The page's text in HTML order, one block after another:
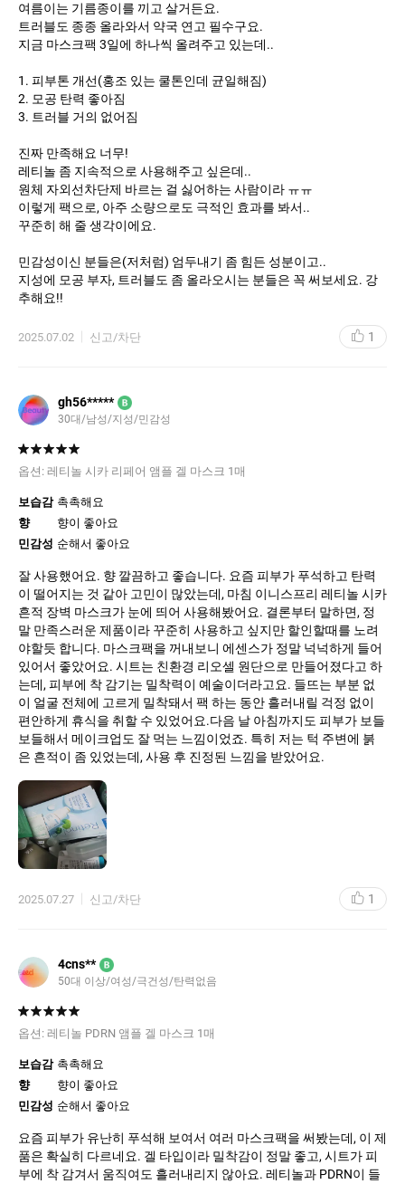
여름이는 기름종이를 끼고 살거든요.
트러블도 종종 올라와서 약국 연고 필수구요.
지금 마스크팩 3일에 하나씩 올려주고 있는데..
1. 피부톤 개선(홍조 있는 쿨톤인데 균일해짐)
2. 모공 탄력 좋아짐
3. 트러블 거의 없어짐
진짜 만족해요 너무!
레티놀 좀 지속적으로 사용해주고 싶은데..
원체 자외선차단제 바르는 걸 싫어하는 사람이라 ㅠㅠ
이렇게 팩으로, 아주 소량으로도 극적인 효과를 봐서..
꾸준히 해 줄 생각이에요.
민감성이신 분들은(저처럼) 엄두내기 좀 힘든 성분이고..
지성에 모공 부자, 트러블도 좀 올라오시는 분들은 꼭 써보세요. 강
추해요!!
2025.07.02 신고/차단 1
gh56***** B
30대 남성 지성 민감성
옵션: 레티놀 시카 리페어 앰플 겔 마스크 1매
보습감 촉촉해요
향
향이 좋아요
민감성 순해서 좋아요
잘 사용했어요. 향 깔끔하고 좋습니다. 요즘 피부가 푸석하고 탄력
이 떨어지는 것 같아 고민이 많았는데, 마침 이니스프리 레티놀 시카
흔적 장벽 마스크가 눈에 띄어 사용해봤어요. 결론부터 말하면, 정
말 만족스러운 제품이라 꾸준히 사용하고 싶지만 할인할때를 노려
야할듯 합니다. 마스크팩을 꺼내보니 에센스가 정말 넉넉하게 들어
있어서 좋았어요. 시트는 친환경 리오셀 원단으로 만들어졌다고 하
는데, 피부에 착 감기는 밀착력이 예술이더라고요. 들뜨는 부분 없
이 얼굴 전체에 고르게 밀착돼서 팩 하는 동안 흘러내릴 걱정 없이
편안하게 휴식을 취할 수 있었어요.다음 날 아침까지도 피부가 보들
보들해서 메이크업도 잘 먹는 느낌이었죠. 특히 저는 턱 주변에 붉
은 흔적이 좀 있었는데, 사용 후 진정된 느낌을 받았어요.
2025.07.27 신고/차단 1
4cns** B
50대 이상 여성 극건성 탄력없음
옵션: 레티놀 PDRN 앰플 겔 마스크 1매
보습감 촉촉해요
향
향이 좋아요
민감성 순해서 좋아요
요즘 피부가 유난히 푸석해 보여서 여러 마스크팩을 써봤는데, 이 제
품은 확실히 다르네요. 겔 타입이라 밀착감이 정말 좋고, 시트가 피
부에 착 감겨서 움직여도 흘러내리지 않아요. 레티놀과 PDRN이 들